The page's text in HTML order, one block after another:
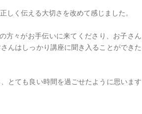
しく伝える大切さを改めて感じました。
方々がお手伝いに来てくださり、お子さん
んはしっかり講座に聞き入ることができた
とても良い時間を過ごせたように思います